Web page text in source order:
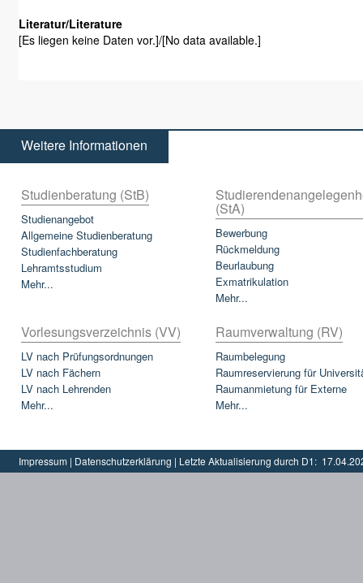
Literatur/Literature
[Es liegen keine Daten vor.]/[No data available.]
Weitere Informationen
Studienberatung (StB)
Studienangebot
Allgemeine Studienberatung
Studienfachberatung
Lehramtsstudium
Mehr...
(StA)
Bewerbung
Rückmeldung
Beurlaubung
Exmatrikulation
Mehr...
Vorlesungsverzeichnis (VV)
LV nach Prüfungsordnungen
LV nach Fächern
LV nach Lehrenden
Mehr...
Raumverwaltung (RV)
Raumbelegung
Raumreservierung für
Raumanmietung für Externe
Mehr...
Impressum | Datenschutzerklärung | Letzte Aktualisierung durch D1: